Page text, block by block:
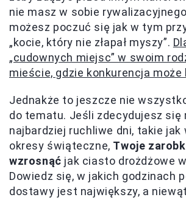
nie masz w sobie
możesz poczuć się jak w tym
„kocie, który nie złapał myszy”.
„cudownych miejsc” w swoim
mieście, gdzie konkurencja może
Jednakże to jeszcze nie
do tematu. Jeśli zdecydujesz się
najbardziej ruchliwe dni, takie jak
okresy świąteczne, Twoje
wzrosnąć jak ciasto drożdżowe
Dowiedz się, w jakich godzinach
dostawy jest największy, a